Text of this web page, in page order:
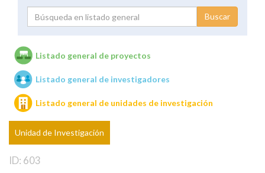
Unidades de investigación
Listado general de proyectos
Listado general de investigadores
Listado general de unidades de investigación
Unidad de Investigación
ID: 603